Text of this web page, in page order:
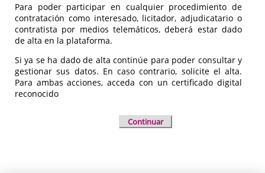
Para poder participar en cualquier procedimiento de
contratación como interesado, licitador, adjudicatario o
contratista por medios telemáticos, deberá estar dado
de alta en la plataforma.
Si ya se ha dado de alta continúe para poder consultar y
gestionar sus datos. En caso contrario, solicite el alta.
Para ambas acciones, acceda con un certificado digital
reconocido
Continuar